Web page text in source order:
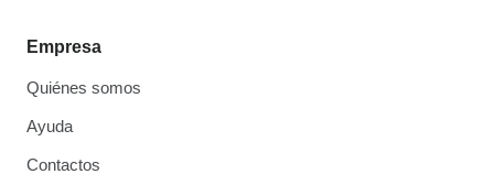
Empresa
Quiénes somos
Ayuda
Contactos